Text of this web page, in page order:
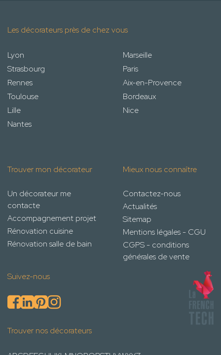
Les décorateurs près de chez vous
Lyon
Marseille
Strasbourg
Paris
Rennes
Aix-en-Provence
Toulouse
Bordeaux
Lille
Nice
Nantes
Trouver mon décorateur
Un décorateur me
contacte
Accompagnement projet
Rénovation cuisine
Rénovation salle de bain
Mieux nous connaître
Contactez-nous
Actualités
Sitemap
Mentions légales - CGU
CGPS - conditions
générales de vente
Suivez-nous
Trouver nos décorateurs